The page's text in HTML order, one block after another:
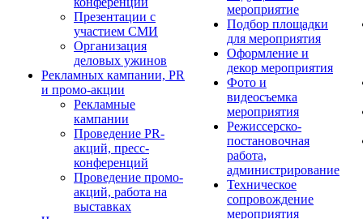
Презентации с
участием СМИ
Организация
деловых ужинов
Рекламных кампании, PR
и промо-акции
Рекламные
кампании
Проведение PR-
акций, пресс-
конференций
Проведение промо-
акций, работа на
выставках
мероприятие
Подбор площадки
для мероприятия
Оформление и
декор мероприятия
Фото и
видеосъемка
мероприятия
Режиссерско-
постановочная
работа,
администрирование
Техническое
сопровождение
мероприятия